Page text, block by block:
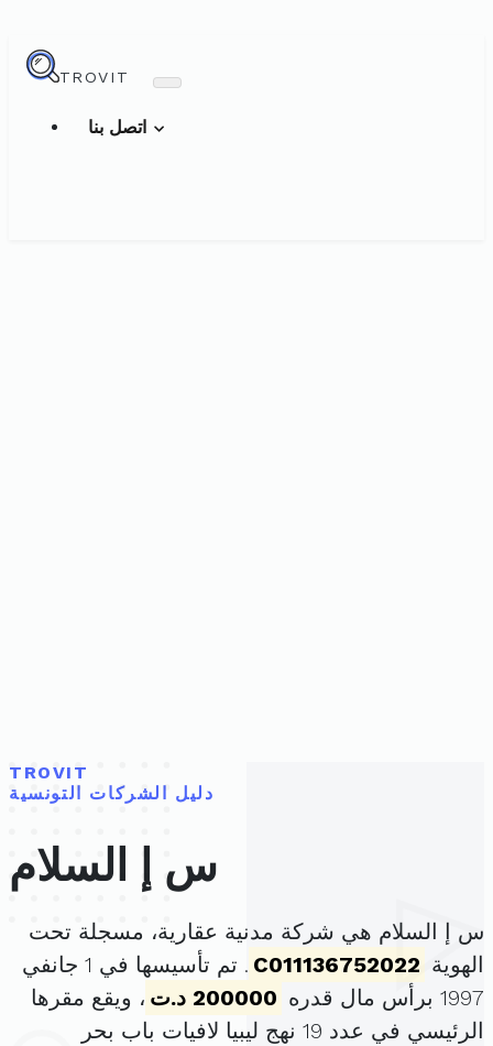
TROVIT
TROVIT
دليل الشركات التونسية
س إ السلام
س إ السلام هي شركة مدنية عقارية، مسجلة تحت
الهوية C011136752022
. تم تأسيسها في 1 جانفي
1997 برأس مال قدره
200000 د.ت
، ويقع مقرها
الرئيسي في عدد 19 نهج ليبيا لافيات باب بحر